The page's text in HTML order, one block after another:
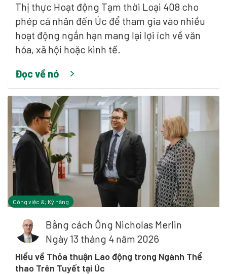
Thị thực Hoạt động Tạm thời Loại 408 cho
phép cá nhân đến Úc để tham gia vào nhiều
hoạt động ngắn hạn mang lại lợi ích về văn
hóa, xã hội hoặc kinh tế.
Đọc về nó
Công việc &; Kỹ năng
Bằng cách Ông Nicholas Merlin
Ngày 13 tháng 4 năm 2026
Hiểu về Thỏa thuận Lao động trong Ngành Thể
thao Trên Tuyết tại Úc